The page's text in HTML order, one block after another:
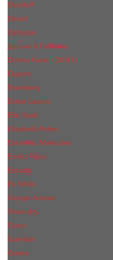
Davidoff
Diesel
Diptyque
Дольче & Габбана
Donna Karan (DKNY)
Dupont
Eisenberg
Еsteе Lаudеr
Elie Saab
Elizabeth Arden
Escentric Molecules
Emilio Pucci
Escada
Ex Nihilo
Giorgio Armani
Givenchy
Gucci
Guerlain
Guess